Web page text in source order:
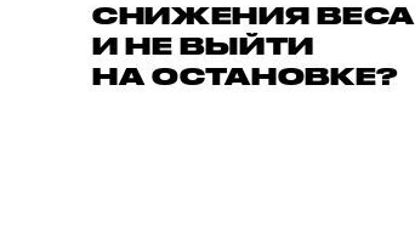
СНИЖЕНИЯ ВЕСА
И НЕ ВЫЙТИ
НА ОСТАНОВКЕ?